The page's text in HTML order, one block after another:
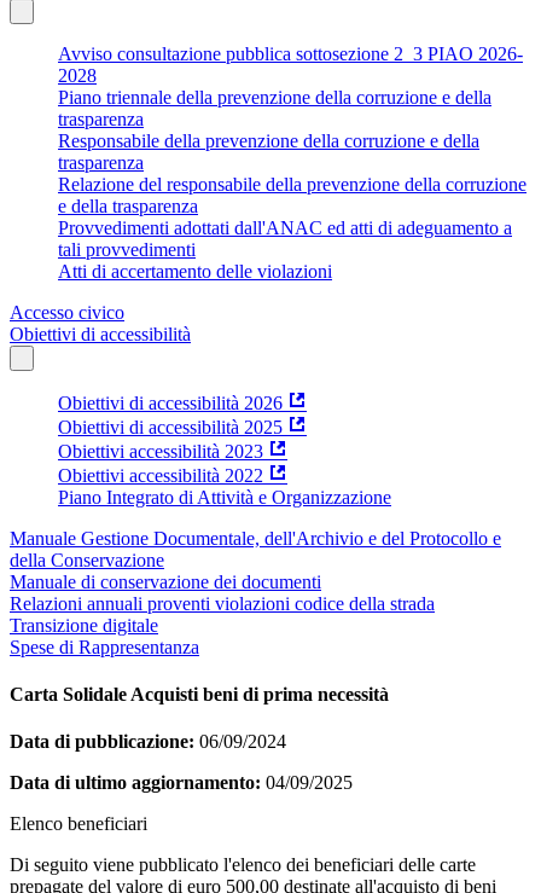
Avviso consultazione pubblica sottosezione 2_3 PIAO 2026-
2028
Piano triennale della prevenzione della corruzione e della
trasparenza
Responsabile della prevenzione della corruzione e della
trasparenza
Relazione del responsabile della prevenzione della corruzione
e della trasparenza
Provvedimenti adottati dall'ANAC ed atti di adeguamento a
tali provvedimenti
Atti di accertamento delle violazioni
Accesso civico
Obiettivi di accessibilità
Obiettivi di accessibilità 2026
Obiettivi di accessibilità 2025
Obiettivi accessibilità 2023
Obiettivi accessibilità 2022
Piano Integrato di Attività e Organizzazione
Manuale Gestione Documentale, dell'Archivio e del Protocollo e
della Conservazione
Manuale di conservazione dei documenti
Relazioni annuali proventi violazioni codice della strada
Transizione digitale
Spese di Rappresentanza
Carta Solidale Acquisti beni di prima necessità
Data di pubblicazione: 06/09/2024
Data di ultimo aggiornamento: 04/09/2025
Elenco beneficiari
Di seguito viene pubblicato l'elenco dei beneficiari delle carte
prepagate del valore di euro 500,00 destinate all'acquisto di beni